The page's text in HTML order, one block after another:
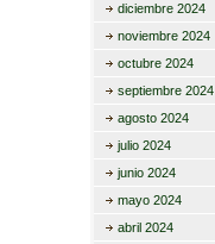
diciembre 2024
noviembre 2024
octubre 2024
septiembre 2024
agosto 2024
julio 2024
junio 2024
mayo 2024
abril 2024